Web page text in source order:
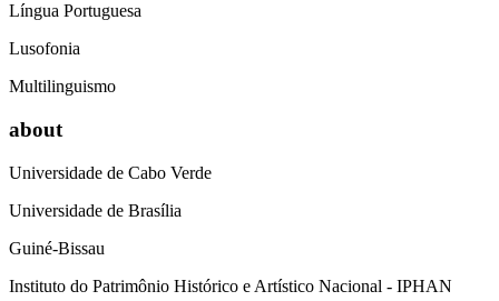
Língua Portuguesa
Lusofonia
Multilinguismo
about
Universidade de Cabo Verde
Universidade de Brasília
Guiné-Bissau
Instituto do Patrimônio Histórico e Artístico Nacional - IPHAN